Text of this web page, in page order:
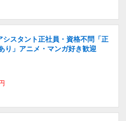
スタント正社員・資格不問「正
り」アニメ・マンガ好き歓迎